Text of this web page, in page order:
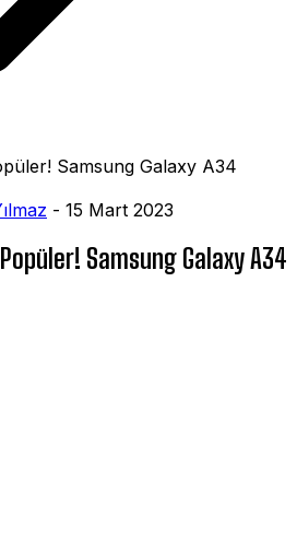
Samsung Galaxy A34
- 15 Mart 2023
Samsung Galaxy A34